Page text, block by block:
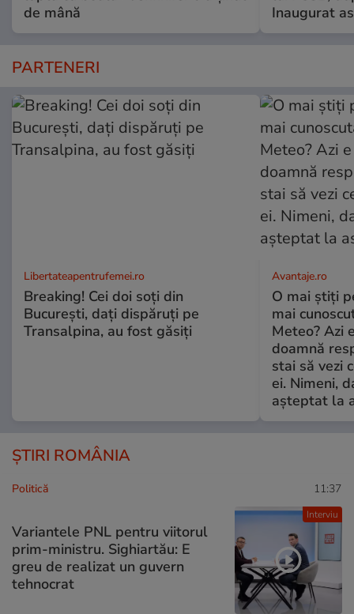
de mână
Inaugurat
PARTENERI
Libertateapentrufemei.ro
Breaking! Cei doi soți din
București, dați dispăruți pe
Transalpina, au fost găsiți
Avantaje.ro
O mai știți
mai
Meteo? Azi
doamnă
stai să vezi
ei. Nimeni,
așteptat la
ȘTIRI ROMÂNIA
Interviu
Politică 11:37
Variantele PNL pentru viitorul
prim-ministru. Sighiartău: E
greu de realizat un guvern
tehnocrat